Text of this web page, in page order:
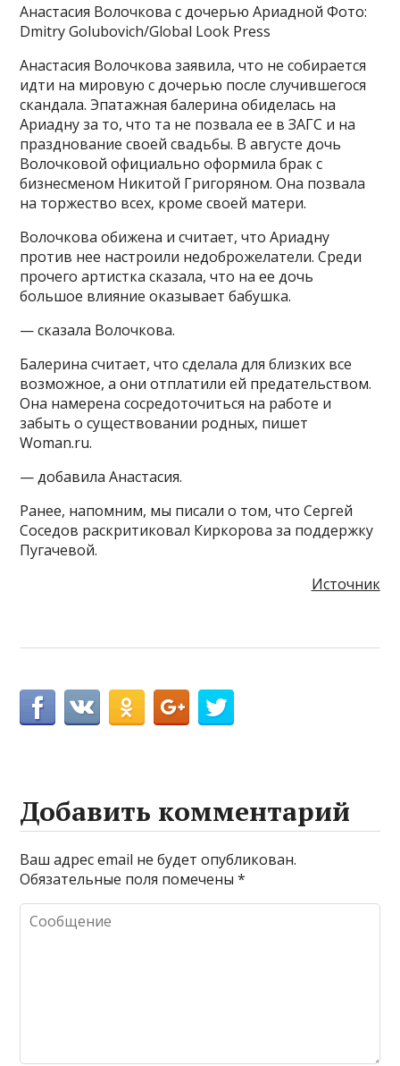
Анастасия Волочкова с дочерью Ариадной Фото:
Dmitry Golubovich/Global Look Press
Анастасия Волочкова заявила, что не собирается
идти на мировую с дочерью после случившегося
скандала. Эпатажная балерина обиделась на
Ариадну за то, что та не позвала ее в ЗАГС и на
празднование своей свадьбы. В августе дочь
Волочковой официально оформила брак с
бизнесменом Никитой Григоряном. Она позвала
на торжество всех, кроме своей матери.
Волочкова обижена и считает, что Ариадну
против нее настроили недоброжелатели. Среди
прочего артистка сказала, что на ее дочь
большое влияние оказывает бабушка.
— сказала Волочкова.
Балерина считает, что сделала для близких все
возможное, а они отплатили ей предательством.
Она намерена сосредоточиться на работе и
забыть о существовании родных, пишет
Woman.ru.
— добавила Анастасия.
Ранее, напомним, мы писали о том, что Сергей
Соседов раскритиковал Киркорова за поддержку
Пугачевой.
Источник
Добавить комментарий
Ваш адрес email не будет опубликован.
Обязательные поля помечены*